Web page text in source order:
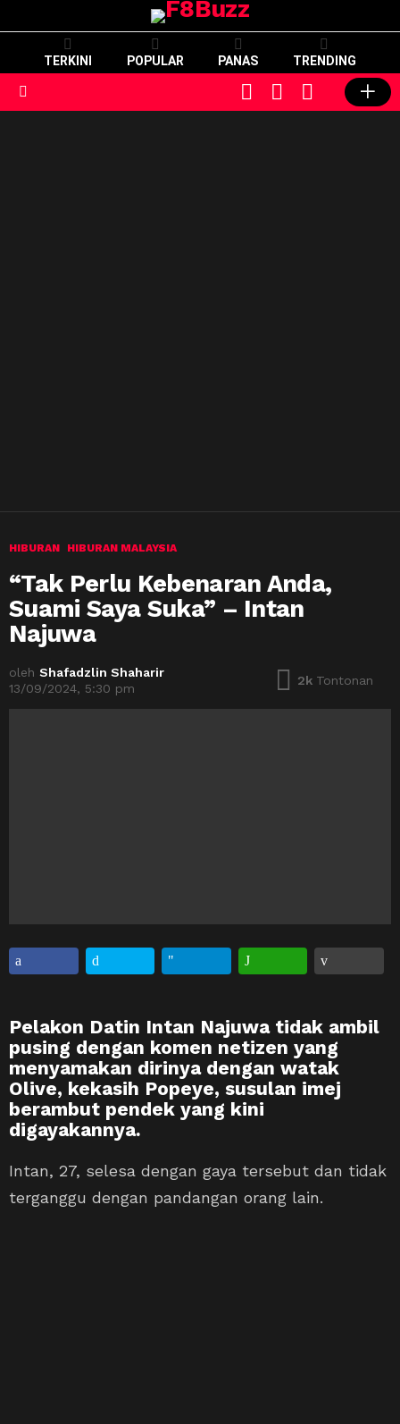
TERKINI POPULAR PANAS TRENDING
SWITCH
SKIN
CART LOGIN
HIBURAN HIBURAN MALAYSIA
“Tak Perlu Kebenaran Anda,
Suami Saya Suka” – Intan
Najuwa
oleh Shafadzlin Shaharir
13/09/2024, 5:30 pm
2k Tontonan
Pelakon Datin Intan Najuwa tidak ambil
pusing dengan komen netizen yang
menyamakan dirinya dengan watak
Olive, kekasih Popeye, susulan imej
berambut pendek yang kini
digayakannya.
Intan, 27, selesa dengan gaya tersebut dan tidak
terganggu dengan pandangan orang lain.